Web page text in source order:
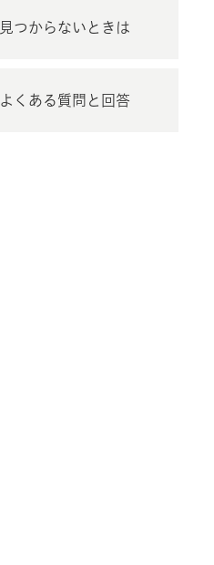
見つからないときは
よくある質問と回答